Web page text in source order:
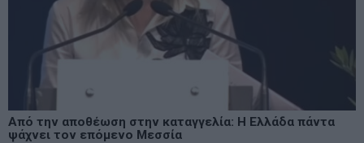
Από την αποθέωση στην καταγγελία: Η Ελλάδα πάντα
ψάχνει τον επόμενο Μεσσία